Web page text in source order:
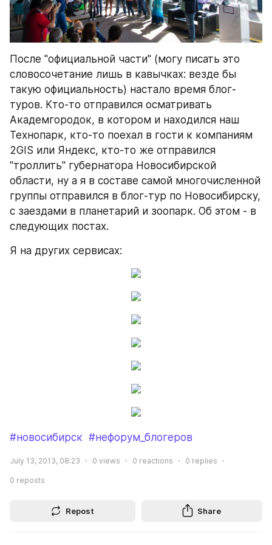
После "официальной части" (могу писать это
словосочетание лишь в кавычках: везде бы
такую официальность) настало время блог-
туров. Кто-то отправился осматривать
Академгородок, в котором и находился наш
Технопарк, кто-то поехал в гости к компаниям
2GIS или Яндекс, кто-то же отправился
"троллить" губернатора Новосибирской
области, ну а я в составе самой многочисленной
группы отправился в блог-тур по Новосибирску,
с заездами в планетарий и зоопарк. Об этом - в
следующих постах.
Я на других сервисах:
#новосибирск #нефорум_блогеров
July 13, 2013, 08:23 0 views 0 reactions 0 replies
0 reposts
Repost Share